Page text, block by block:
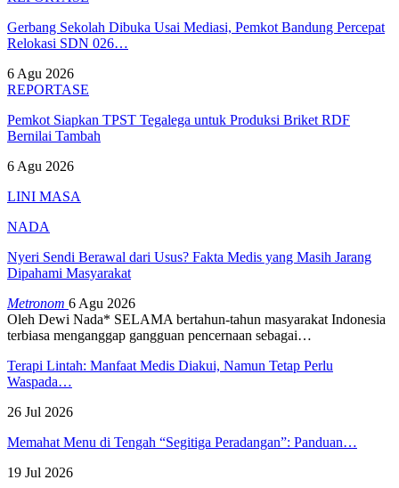
Gerbang Sekolah Dibuka Usai Mediasi, Pemkot Bandung Percepat
Relokasi SDN 026…
6 Agu 2026
REPORTASE
Pemkot Siapkan TPST Tegalega untuk Produksi Briket RDF
Bernilai Tambah
6 Agu 2026
LINI MASA
NADA
Nyeri Sendi Berawal dari Usus? Fakta Medis yang Masih Jarang
Dipahami Masyarakat
Metronom 6 Agu 2026
Oleh Dewi Nada* SELAMA bertahun-tahun masyarakat Indonesia
terbiasa menganggap gangguan pencernaan sebagai…
Terapi Lintah: Manfaat Medis Diakui, Namun Tetap Perlu
Waspada…
26 Jul 2026
Memahat Menu di Tengah “Segitiga Peradangan”: Panduan…
19 Jul 2026